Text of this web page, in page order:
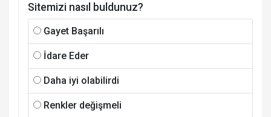
Sitemizi nasıl buldunuz?
Gayet Başarılı
İdare Eder
Daha iyi olabilirdi
Renkler değişmeli